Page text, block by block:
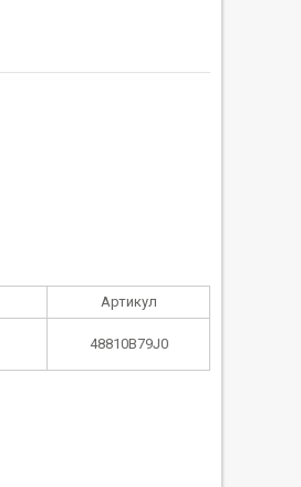
Артикул
48810B79J0